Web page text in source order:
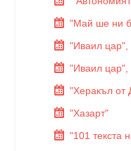
"Май ше ни
"Иваил цар",
"Иваил цар",
"Херакъл от
"Хазарт"
"101 текста